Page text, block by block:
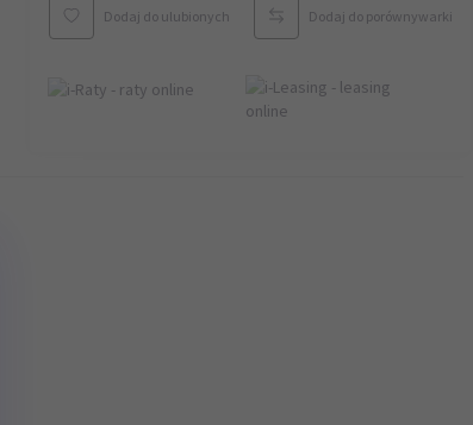
Dodaj do ulubionych Dodaj do porównywarki